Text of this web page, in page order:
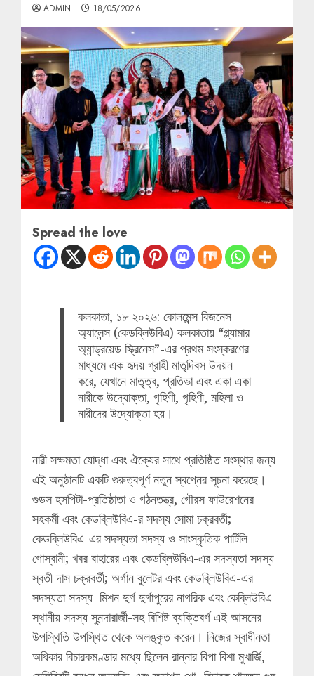
ADMIN 18/05/2026
Spread the love
কলকাতা, ১৮ ২০২৬: কোলমেন্স বিজনেস
অ্যালেন্স (কেডব্লিউবিএ) কলকাতায় “গ্ল্যামার
অ্যান্ড্রয়েড স্ক্রিনেস”-এর প্রথম সংস্করণের
মাধ্যমে এক হৃদয় গ্রাহী মাতৃদিবস উদয়ন
করে, যেখানে মাতৃত্ব, প্রতিভা এবং একা একা
নারীকে উদ্যোক্তা, গৃহিণী, গৃহিণী, মহিলা ও
নারীদের উদ্যোক্তা হয়।
নারী সক্ষমতা যোদ্ধা এবং ঐক্যের সাথে প্রতিষ্ঠিত সংস্থার জন্য
এই অনুষ্ঠানটি একটি গুরুত্বপূর্ণ নতুন স্বপ্নের সূচনা করেছে।
গুডস হসপিটা-প্রতিষ্ঠাতা ও গঠনতন্ত্র, গৌরস ফাউরেশনের
সহকর্মী এবং কেডব্লিউবিএ-র সদস্য সোমা চক্রবর্তী;
কেডব্লিউবিএ-এর সদস্যতা সদস্য ও সাংস্কৃতিক পার্টিলি
গোস্বামী; খবর বাহারের এবং কেডব্লিউবিএ-এর সদস্যতা সদস্য
স্বতী দাস চক্রবর্তী; অর্গান বুলেটর এবং কেডব্লিউবিএ-এর
সদস্যতা সদস্য মিশন দুর্গ দুর্গাপুরের নাগরিক এবং কেব্লিউবিএ-
স্থানীয় সদস্য সুনন্দারার্জী-সহ বিশিষ্ট ব্যক্তিবর্গ এই আসনের
উপস্থিতি উপস্থিত থেকে অলঙ্কৃত করেন। নিজের স্বাধীনতা
অধিকার বিচারকমণ্ডার মধ্যে ছিলেন রান্নার বিপা বিশা মুখার্জি,